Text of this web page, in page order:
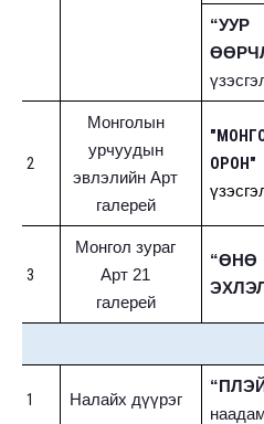
2
Монголын
урчуудын
эвлэлийн Арт
галерей
ОРОН"
3
Монгол зураг
Арт 21
галерей
1 Налайх дүүрэг